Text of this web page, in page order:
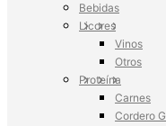
Bebidas
Licores
Vinos
Otros
Proteína
Carnes
Cordero